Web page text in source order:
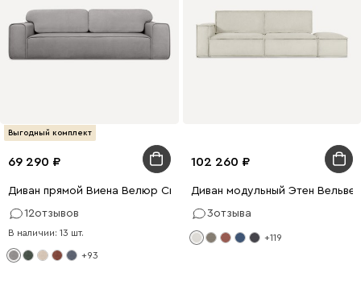
Выгодный комплект
69 290
Диван прямой Виена Велюр Светло-серый
12отзывов
В наличии: 13 шт.
+93
102 260
Диван модульный Этен
3отзыва
+119